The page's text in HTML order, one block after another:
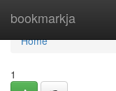
bookmarkja
Home
Home
1